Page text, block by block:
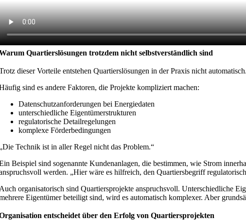
Quartierslösungen trotzdem nicht selbstverständlich sind
dieser Vorteile entstehen Quartierslösungen in der Praxis nicht
sind es andere Faktoren, die Projekte kompliziert machen:
Datenschutzanforderungen bei Energiedaten
unterschiedliche Eigentümerstrukturen
regulatorische Detailregelungen
komplexe Förderbedingungen
Technik ist in aller Regel nicht das Problem.“
Beispiel sind sogenannte Kundenanlagen, die bestimmen, wie Strom
werden. „Hier wäre es hilfreich, den Quartiersbegriff
organisatorisch sind Quartiersprojekte anspruchsvoll. Unterschiedliche
Eigentümer beteiligt sind, wird es automatisch komplexer. Aber
entscheidet über den Erfolg von Quartiersprojekten